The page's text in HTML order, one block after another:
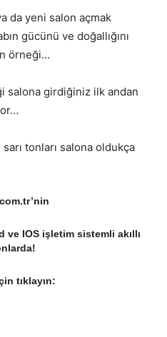
da yeni salon açmak
gücünü ve doğallığını
örneği…
salona girdiğiniz ilk andan
tonları salona oldukça
ve IOS işletim sistemli akıllı
tıklayın: